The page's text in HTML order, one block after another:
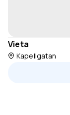
Vieta
Kapellgatan